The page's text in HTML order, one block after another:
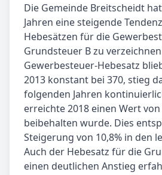
Die Gemeinde Breitscheidt
Jahren eine steigende
Hebesätzen für die
Grundsteuer B zu
Gewerbesteuer-Hebesatz
2013 konstant bei 370, stieg
folgenden Jahren
erreichte 2018 einen Wert
beibehalten wurde. Dies
Steigerung von 10,8% in den
Auch der Hebesatz für die
einen deutlichen Anstieg